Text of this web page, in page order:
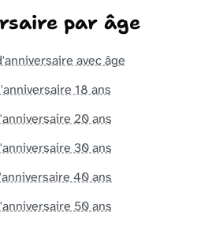
par âge
avec âge
18 ans
20 ans
30 ans
40 ans
50 ans